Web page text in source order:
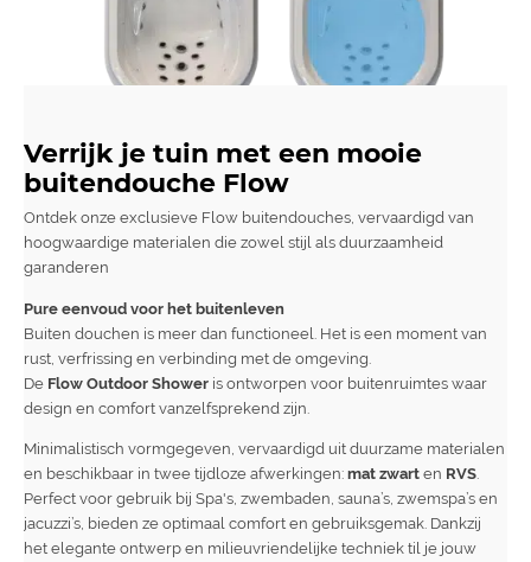
Verrijk je tuin met een mooie
buitendouche Flow
Ontdek onze exclusieve Flow buitendouches, vervaardigd van
hoogwaardige materialen die zowel stijl als duurzaamheid
garanderen
Pure eenvoud voor het buitenleven
Buiten douchen is meer dan functioneel. Het is een moment van
rust, verfrissing en verbinding met de omgeving.
De Flow Outdoor Shower is ontworpen voor buitenruimtes waar
design en comfort vanzelfsprekend zijn.
Minimalistisch vormgegeven, vervaardigd uit duurzame materialen
en beschikbaar in twee tijdloze afwerkingen: mat zwart en RVS
Perfect voor gebruik bij Spa's, zwembaden, sauna’s, zwemspa’s en
jacuzzi’s, bieden ze optimaal comfort en gebruiksgemak. Dankzij
het elegante ontwerp en milieuvriendelijke techniek til je jouw